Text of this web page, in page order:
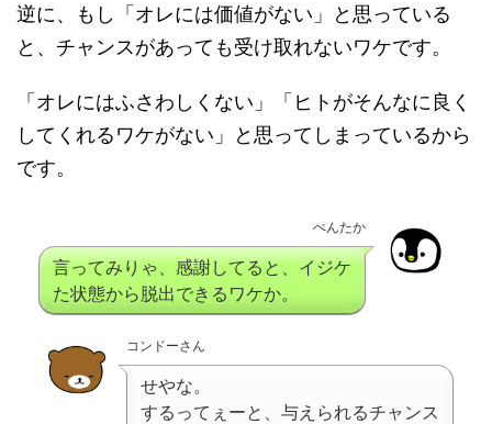
逆に、もし「オレには価値がない」と思っている
と、チャンスがあっても受け取れないワケです。
「オレにはふさわしくない」「ヒトがそんなに良く
してくれるワケがない」と思ってしまっているから
です。
ぺんたか
言ってみりゃ、感謝してると、イジケ
た状態から脱出できるワケか。
コンドーさん
せやな。
するってぇーと、与えられるチャンス